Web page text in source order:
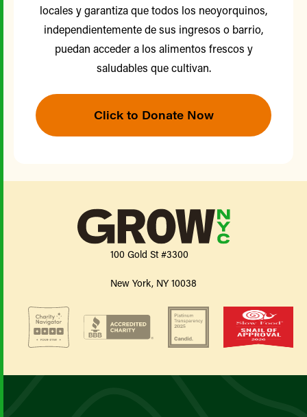
locales y garantiza que todos los neoyorquinos,
independientemente de sus ingresos o barrio,
puedan acceder a los alimentos frescos y
saludables que cultivan.
Click to Donate Now
100 Gold St #3300
New York, NY 10038